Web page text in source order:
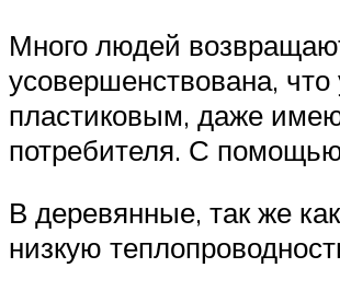
Много людей
усовершенствована,
пластиковым, даже
потребителя. С
В деревянные, так же
низкую